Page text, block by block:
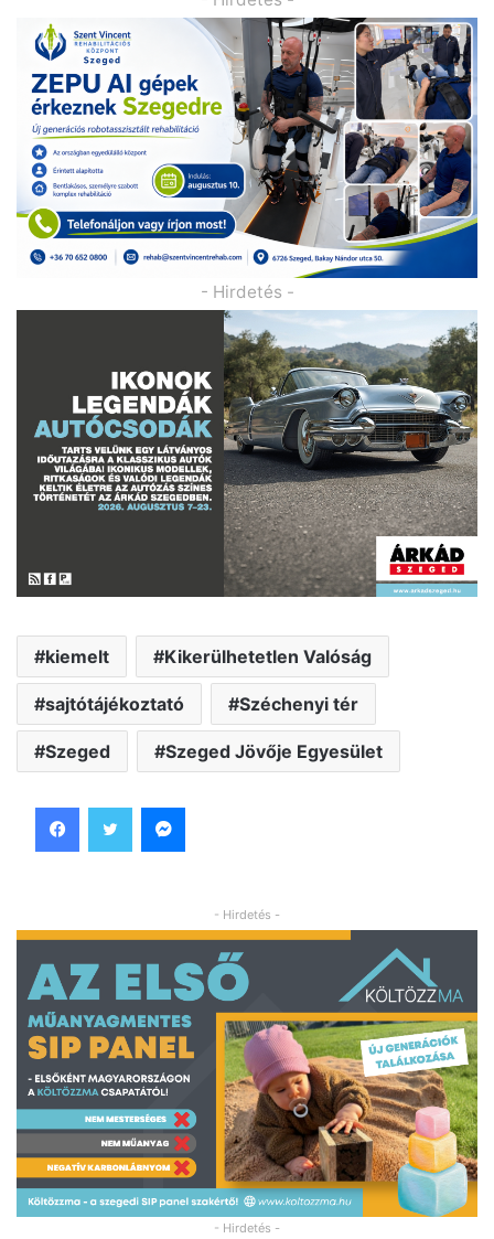
- Hirdetés -
kiemelt Kikerülhetetlen Valóság
sajtótájékoztató Széchenyi tér
Szeged Szeged Jövője Egyesület
- Hirdetés -
- Hirdetés -